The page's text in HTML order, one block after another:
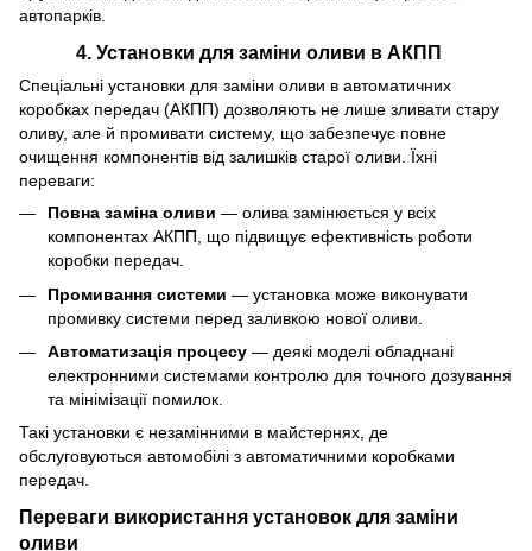
автопарків.
4. Установки для заміни оливи в АКПП
Спеціальні установки для заміни оливи в автоматичних
коробках передач (АКПП) дозволяють не лише зливати стару
оливу, але й промивати систему, що забезпечує повне
очищення компонентів від залишків старої оливи. Їхні
переваги:
Повна заміна оливи — олива замінюється у всіх
компонентах АКПП, що підвищує ефективність роботи
коробки передач.
Промивання системи — установка може виконувати
промивку системи перед заливкою нової оливи.
Автоматизація процесу — деякі моделі обладнані
електронними системами контролю для точного дозування
та мінімізації помилок.
Такі установки є незамінними в майстернях, де
обслуговуються автомобілі з автоматичними коробками
передач.
Переваги використання установок для заміни
оливи